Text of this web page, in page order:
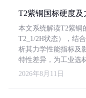
T2紫铜国标硬度
本文系统解读T2紫铜
T2_1/2H状态），结
析其力学性能指标及
特性差异，为工业选
2026年8月11日